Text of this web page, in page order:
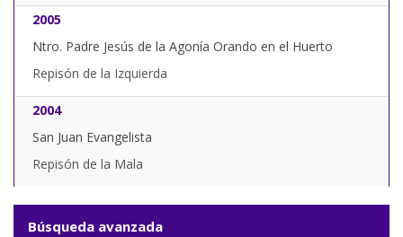
2005
Ntro. Padre Jesús de la Agonía Orando en el Huerto
Repisón de la Izquierda
2004
San Juan Evangelista
Repisón de la Mala
Búsqueda avanzada